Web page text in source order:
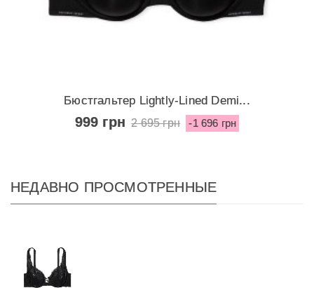
Бюстгальтер Lightly-Lined Demi...
999 грн 2 695 грн -1 696 грн
НЕДАВНО ПРОСМОТРЕННЫЕ